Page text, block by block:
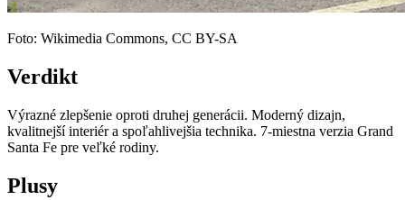
Foto: Wikimedia Commons, CC BY-SA
Verdikt
Výrazné zlepšenie oproti druhej generácii. Moderný dizajn,
kvalitnejší interiér a spoľahlivejšia technika. 7-miestna verzia Grand
Santa Fe pre veľké rodiny.
Plusy